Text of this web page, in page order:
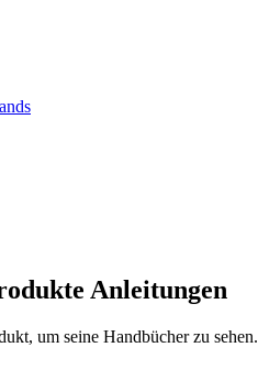
Anleitungen
um seine Handbücher zu sehen.